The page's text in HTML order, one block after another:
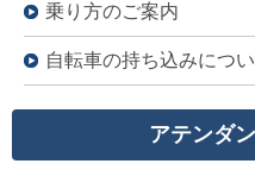
乗り方のご案内
自転車の持ち込みにつ
アテンダ